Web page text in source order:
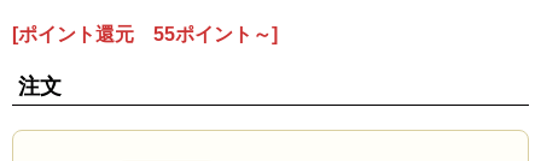
[ポイント還元 55ポイント～]
注文